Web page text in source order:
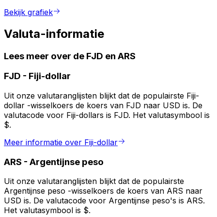
Bekijk grafiek
Valuta-informatie
Lees meer over de FJD en ARS
FJD - Fiji-dollar
Uit onze valutaranglijsten blijkt dat de populairste Fiji-
dollar -wisselkoers de koers van FJD naar USD is. De
valutacode voor Fiji-dollars is FJD. Het valutasymbool is
$.
Meer informatie over Fiji-dollar
ARS - Argentijnse peso
Uit onze valutaranglijsten blijkt dat de populairste
Argentijnse peso -wisselkoers de koers van ARS naar
USD is. De valutacode voor Argentijnse peso's is ARS.
Het valutasymbool is $.